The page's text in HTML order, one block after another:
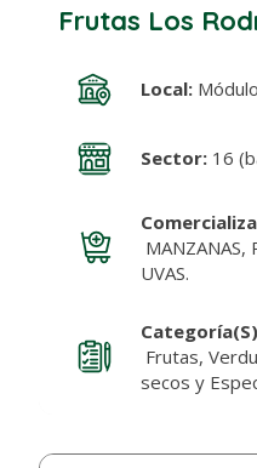
Frutas Los
Local:
Sector:16
MANZANAS,
UVAS.
Frutas,
secos y